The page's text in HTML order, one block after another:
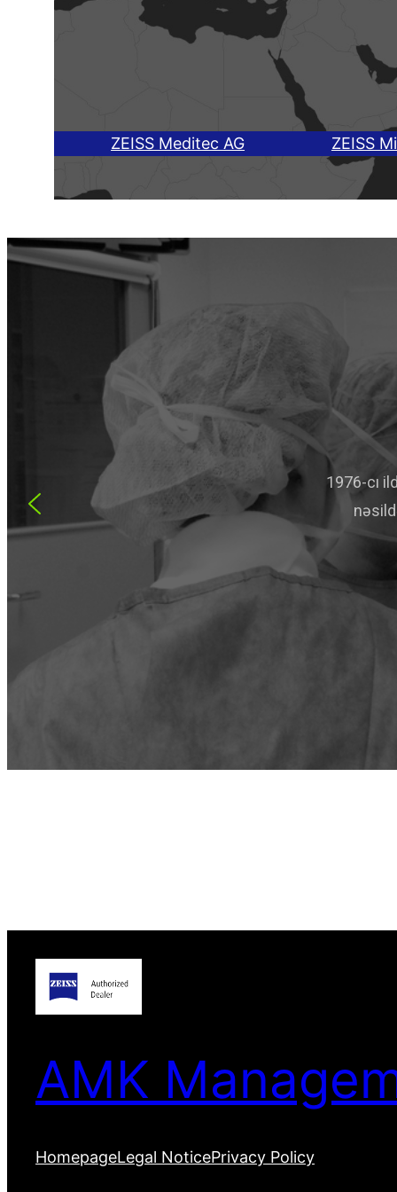
ZEISS Meditec AG ZEISS
1976-cı
AMK
HomepageLegal NoticePrivacy Policy